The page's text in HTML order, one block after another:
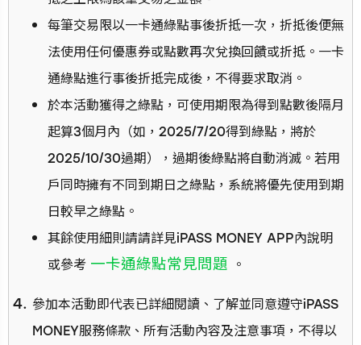
每筆交易限以一卡通綠點事後折抵一次，折抵後便無
法使用任何優惠券或點數再次兌換回饋或折抵。一卡
通綠點進行事後折抵完成後，不得要求取消。
於本活動獲得之綠點，可使用期限為得到點數後隔月
起算3個月內（如，2025/7/20得到綠點，將於
2025/10/30過期），過期後綠點將自動消滅。若用
戶同時擁有不同到期日之綠點，系統將優先使用到期
日較早之綠點。
其餘使用細則請請詳見iPASS MONEY APP內說明
或參考 一卡通綠點常見問題 。
參加本活動即代表已詳細閱讀、了解並同意遵守iPASS
MONEY服務條款、所有活動內容及注意事項，不得以